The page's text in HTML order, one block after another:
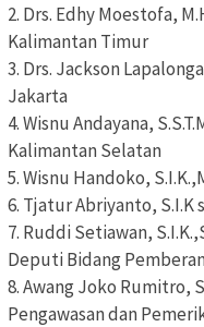
2. Drs. Edhy Moestofa,
Kalimantan Timur
3. Drs. Jackson
Jakarta
4. Wisnu Andayana,
Kalimantan Selatan
5. Wisnu Handoko,
6. Tjatur Abriyanto, S.I.K
7. Ruddi Setiawan,
Deputi Bidang
8. Awang Joko Rumitro,
Pengawasan dan